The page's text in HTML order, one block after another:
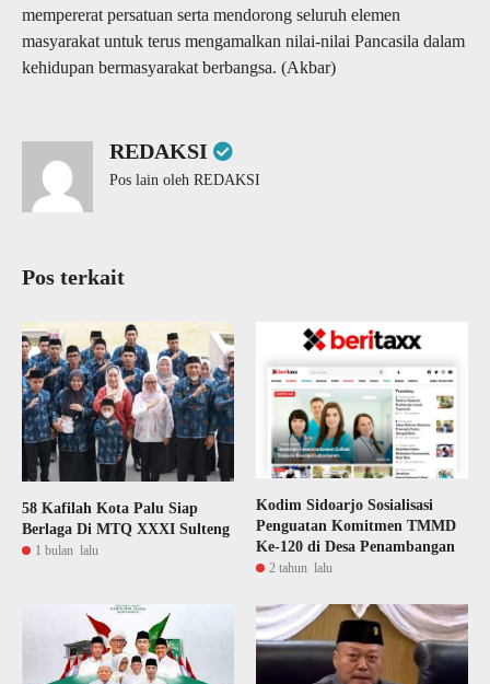
mempererat persatuan serta mendorong seluruh elemen
masyarakat untuk terus mengamalkan nilai-nilai Pancasila dalam
kehidupan bermasyarakat berbangsa. (Akbar)
REDAKSI
Pos lain oleh REDAKSI
Pos terkait
58 Kafilah Kota Palu Siap
Berlaga Di MTQ XXXI Sulteng
1 bulan lalu
Kodim Sidoarjo Sosialisasi
Penguatan Komitmen TMMD
Ke-120 di Desa Penambangan
2 tahun lalu